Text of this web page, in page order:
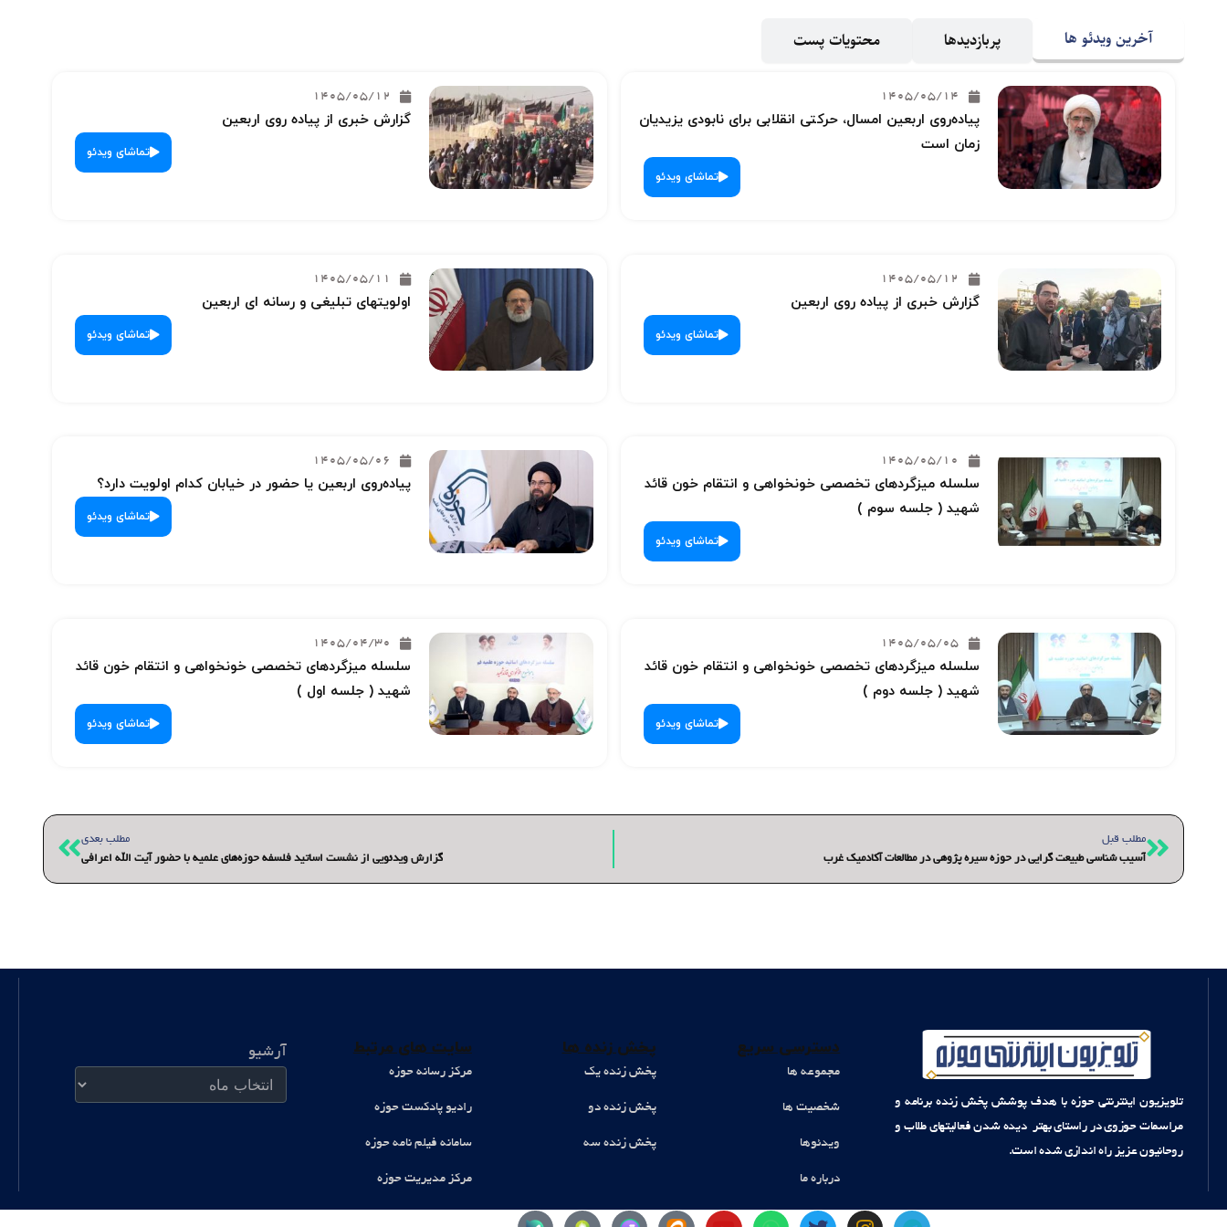
آخرین ویدئو ها پربازدیدها محتویات پست
1405/05/14
پیاده‌روی اربعین امسال، حرکتی انقلابی برای نابودی یزیدیان
زمان است
تماشای ویدئو
1405/05/12
گزارش خبری از پیاده روی اربعین
تماشای ویدئو
1405/05/12
گزارش خبری از پیاده روی اربعین
تماشای ویدئو
1405/05/11
اولویتهای تبلیغی و رسانه ای اربعین
تماشای ویدئو
1405/05/10
سلسله میزگردهای تخصصی خونخواهی و انتقام خون قائد
شهید ( جلسه سوم )
تماشای ویدئو
1405/05/06
پیاده‌روی اربعین یا حضور در خیابان کدام اولویت دارد؟
تماشای ویدئو
1405/05/05
سلسله میزگردهای تخصصی خونخواهی و انتقام خون قائد
شهید ( جلسه دوم )
تماشای ویدئو
1405/04/30
سلسله میزگردهای تخصصی خونخواهی و انتقام خون قائد
شهید ( جلسه اول )
تماشای ویدئو
قبلیمطلب قبل
آسیب شناسی طبیعت گرایی در حوزه سیره پژوهی در مطالعات آکادمیک غرب
مطلب بعدی
گزارش ویدئویی از نشست اساتید فلسفه حوزه‌های علمیه با حضور آیت الله اعرافی
بعدی
تلویزیون اینترنتی حوزه با هدف پوشش پخش زنده برنامه و
مراسمات حوزوی در راستای بهتر دیده شدن فعالیتهای طلاب و
روحانیون عزیز راه اندازی شده است.
دسترسی سریع
مجموعه ها
شخصیت ها
ویدئوها
درباره ما
پخش زنده ها
پخش زنده یک
پخش زنده دو
پخش زنده سه
سایت های مرتبط
مرکز رسانه حوزه
رادیو پادکست حوزه
سامانه فیلم نامه حوزه
مرکز مدیریت حوزه
آرشیو
آرشیو
T
I
T
W
Y